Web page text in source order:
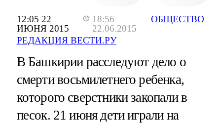
12:05 22
ИЮНЯ 2015
18:56
22.06.2015
РЕДАКЦИЯ ВЕСТИ.РУ
ОБЩЕСТВО
В Башкирии расследуют дело о
смерти восьмилетнего ребенка,
которого сверстники закопали в
песок. 21 июня дети играли на